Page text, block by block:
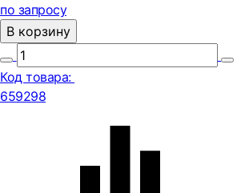
по запросу
В корзину
Код товара:
659298